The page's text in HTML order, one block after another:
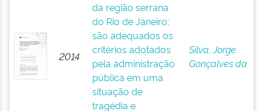
2014
da região serrana
do Rio de Janeiro:
são adequados os
critérios adotados
pela administração
pública em uma
situação de
tragédia e
Silva, Jorge
Gonçalves da